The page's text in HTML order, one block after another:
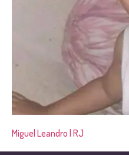
Miguel Leandro | RJ